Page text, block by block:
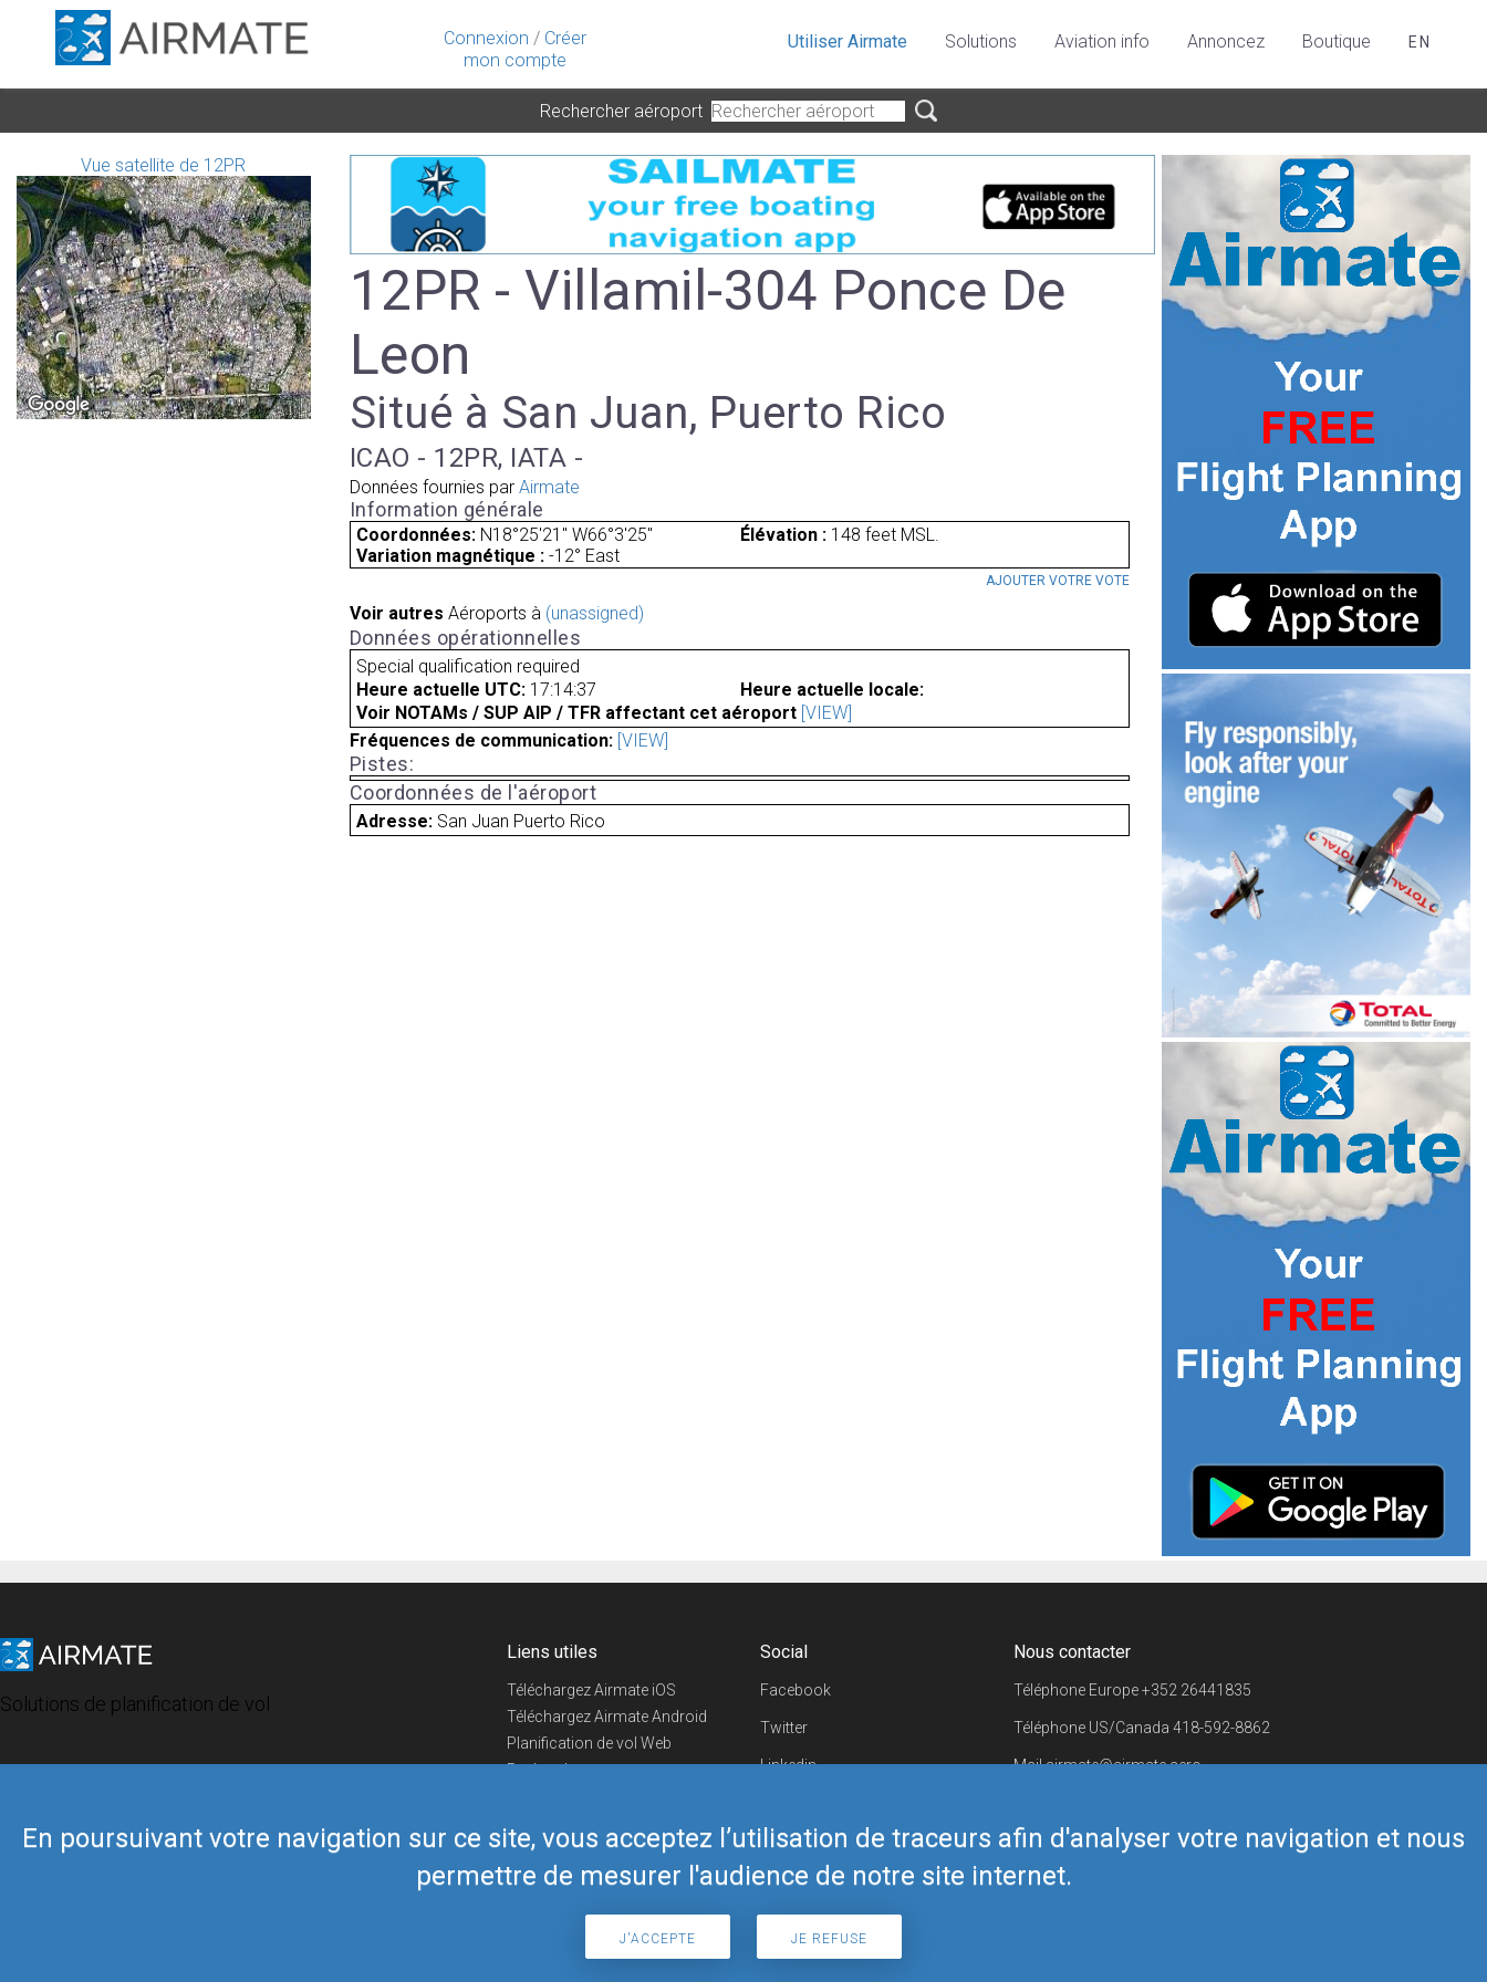
Connexion / Créer
mon compte
En poursuivant votre navigation sur ce site, vous acceptez l’utilisation de traceurs afin d'analyser votre navigation et nous
permettre de mesurer l'audience de notre site internet.
J'ACCEPTE JE REFUSE
Utiliser Airmate Solutions Aviation info Annoncez Boutique EN
Rechercher aéroport
Vue satellite de 12PR
12PR - Villamil-304 Ponce De
Leon
Situé à San Juan, Puerto Rico
ICAO - 12PR, IATA -
Données fournies par Airmate
Information générale
Coordonnées: N18°25'21" W66°3'25" Élévation :148 feet MSL.
Variation magnétique : -12° East
AJOUTER VOTRE VOTE
Voir autres Aéroports à (unassigned)
Données opérationnelles
Special qualification required
Heure actuelle UTC: 17:14:37
Heure actuelle locale:
Voir NOTAMs / SUP AIP / TFR affectant cet aéroport [VIEW]
Fréquences de communication: [VIEW]
Pistes:
Coordonnées de l'aéroport
Adresse: San Juan Puerto Rico
Solutions de planification de vol
Liens utiles
Téléchargez Airmate iOS
Téléchargez Airmate Android
Planification de vol Web
Recherche
Boutique Airmate
Social
Facebook
Twitter
Linkedin
Telegram
Nous contacter
Téléphone Europe+352 26441835
Téléphone US/Canada 418-592-8862
Mailairmate@airmate.aero